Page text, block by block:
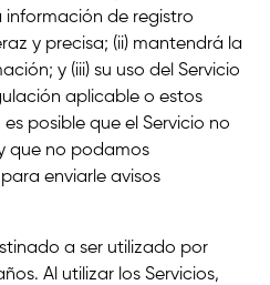
de registro
y precisa; (ii) mantendrá la
y (iii) su uso del Servicio
aplicable o estos
es posible que el Servicio no
que no podamos
enviarle avisos
a ser utilizado por
Al utilizar los Servicios,